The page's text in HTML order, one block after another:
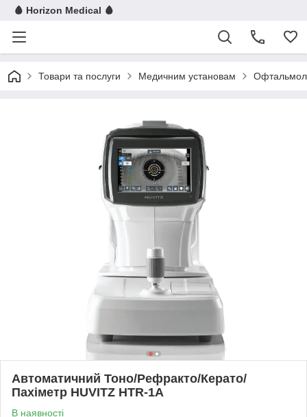
🩸 Horizon Medical 🩸
Товари та послуги Медичним установам
Автоматичний Тоно/Рефракто/Керато/
Пахіметр HUVITZ HTR-1A
В наявності